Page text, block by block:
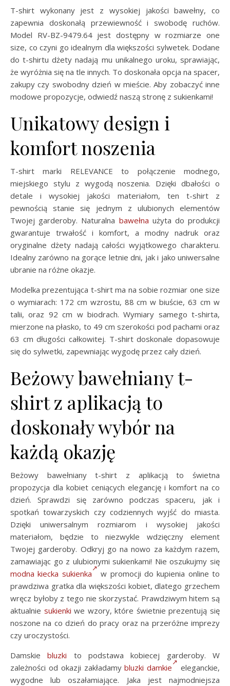
T-shirt wykonany jest z wysokiej jakości bawełny, co
zapewnia doskonałą przewiewność i swobodę ruchów.
Model RV-BZ-9479.64 jest dostępny w rozmiarze one
size, co czyni go idealnym dla większości sylwetek. Dodane
do t-shirtu dżety nadają mu unikalnego uroku, sprawiając,
że wyróżnia się na tle innych. To doskonała opcja na spacer,
zakupy czy swobodny dzień w mieście. Aby zobaczyć inne
modowe propozycje, odwiedź naszą stronę z sukienkami!
Unikatowy design i
komfort noszenia
T-shirt marki RELEVANCE to połączenie modnego,
miejskiego stylu z wygodą noszenia. Dzięki dbałości o
detale i wysokiej jakości materiałom, ten t-shirt z
pewnością stanie się jednym z ulubionych elementów
Twojej garderoby. Naturalna bawełna użyta do produkcji
gwarantuje trwałość i komfort, a modny nadruk oraz
oryginalne dżety nadają całości wyjątkowego charakteru.
Idealny zarówno na gorące letnie dni, jak i jako uniwersalne
ubranie na różne okazje.
Modelka prezentująca t-shirt ma na sobie rozmiar one size
o wymiarach: 172 cm wzrostu, 88 cm w biuście, 63 cm w
talii, oraz 92 cm w biodrach. Wymiary samego t-shirta,
mierzone na płasko, to 49 cm szerokości pod pachami oraz
63 cm długości całkowitej. T-shirt doskonale dopasowuje
się do sylwetki, zapewniając wygodę przez cały dzień.
Beżowy bawełniany t-
shirt z aplikacją to
doskonały wybór na
każdą okazję
Beżowy bawełniany t-shirt z aplikacją to świetna
propozycja dla kobiet ceniących elegancję i komfort na co
dzień. Sprawdzi się zarówno podczas spaceru, jak i
spotkań towarzyskich czy codziennych wyjść do miasta.
Dzięki uniwersalnym rozmiarom i wysokiej jakości
materiałom, będzie to niezwykle wdzięczny element
Twojej garderoby. Odkryj go na nowo za każdym razem,
zamawiając go z ulubionymi sukienkami! Nie oszukujmy się
modna kiecka sukienka
w promocji do kupienia online to
prawdziwa gratka dla większości kobiet, dlatego grzechem
wręcz byłoby z tego nie skorzystać. Prawdziwym hitem są
aktualnie sukienki we wzory, które świetnie prezentują się
noszone na co dzień do pracy oraz na przeróżne imprezy
czy uroczystości.
Damskiebluzki to podstawa kobiecej garderoby. W
zależności od okazji zakładamybluzki damkie
eleganckie,
wygodne lub oszałamiające. Jaka jest najmodniejsza